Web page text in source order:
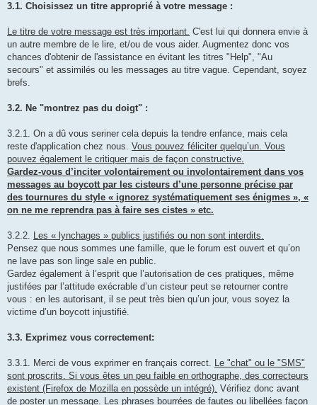
3.1. Choisissez un titre approprié à votre message :
Le titre de votre message est très important. C'est lui qui donnera envie à
un autre membre de le lire, et/ou de vous aider. Augmentez donc vos
chances d'obtenir de l'assistance en évitant les titres "Help", "Au
secours" et assimilés ou les messages au titre vague. Cependant, soyez
brefs.
3.2. Ne "montrez pas du doigt" :
3.2.1. On a dû vous seriner cela depuis la tendre enfance, mais cela
reste d'application chez nous. Vous pouvez féliciter quelqu’un. Vous
pouvez également le critiquer mais de façon constructive.
Gardez-vous d’inciter volontairement ou involontairement dans vos
messages au boycott par les cisteurs d’une personne précise par
des tournures du style « ignorez systématiquement ses énigmes », «
on ne me reprendra pas à faire ses cistes » etc.
3.2.2. Les « lynchages » publics justifiés ou non sont interdits.
Pensez que nous sommes une famille, que le forum est ouvert et qu’on
ne lave pas son linge sale en public.
Gardez également à l’esprit que l’autorisation de ces pratiques, même
justifées par l’attitude exécrable d’un cisteur peut se retourner contre
vous : en les autorisant, il se peut très bien qu’un jour, vous soyez la
victime d’un boycott injustifié.
3.3. Exprimez vous correctement:
3.3.1. Merci de vous exprimer en français correct. Le "chat" ou le "SMS"
sont proscrits. Si vous êtes un peu faible en orthographe, des correcteurs
existent (Firefox de Mozilla en possède un intégré). Vérifiez donc avant
de poster un message. Les phrases bourrées de fautes ou libellées façon